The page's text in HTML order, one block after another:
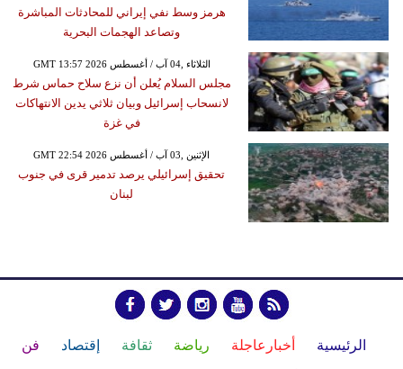
هرمز وسط نفي إيراني للمحادثات المباشرة
وتصاعد الهجمات البحرية
GMT 13:57 2026 الثلاثاء ,04 آب / أغسطس
مجلس السلام يُعلن أن نزع سلاح حماس شرط
لانسحاب إسرائيل وبيان ثلاثي يدين الانتهاكات
في غزة
GMT 22:54 2026 الإثنين ,03 آب / أغسطس
تحقيق إسرائيلي يرصد تدمير قرى في جنوب
لبنان
الرئيسية أخبارعاجلة رياضة ثقافة إقتصاد فن